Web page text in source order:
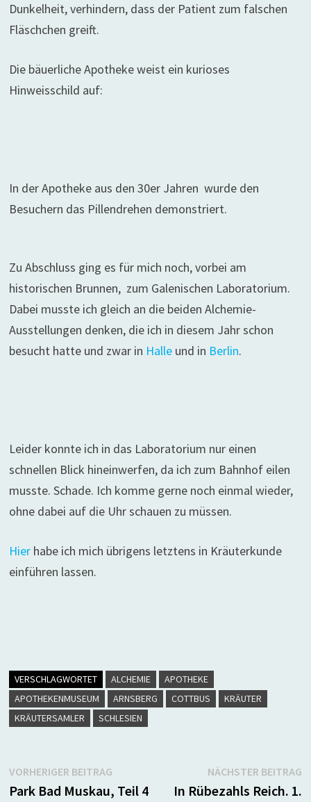
Dunkelheit, verhindern, dass der Patient zum falschen
Fläschchen greift.
Die bäuerliche Apotheke weist ein kurioses
Hinweisschild auf:
In der Apotheke aus den 30er Jahren wurde den
Besuchern das Pillendrehen demonstriert.
Zu Abschluss ging es für mich noch, vorbei am
historischen Brunnen, zum Galenischen Laboratorium.
Dabei musste ich gleich an die beiden Alchemie-
Ausstellungen denken, die ich in diesem Jahr schon
besucht hatte und zwar in Halleund in Berlin.
Leider konnte ich in das Laboratorium nur einen
schnellen Blick hineinwerfen, da ich zum Bahnhof eilen
musste. Schade. Ich komme gerne noch einmal wieder,
ohne dabei auf die Uhr schauen zu müssen.
Hierhabe ich mich übrigens letztens in Kräuterkunde
einführen lassen.
VERSCHLAGWORTET ALCHEMIE
APOTHEKE
APOTHEKENMUSEUM
ARNSBERG COTTBUS
KRÄUTER
KRÄUTERSAMLER
SCHLESIEN
Beitragsnavigation
VORHERIGER BEITRAGVorheriger
Beitrag:
Park Bad Muskau, Teil 4
NÄCHSTER BEITRAG
In Rübezahls Reich. 1.